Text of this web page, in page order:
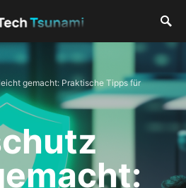
gemacht: Praktische Tipps für